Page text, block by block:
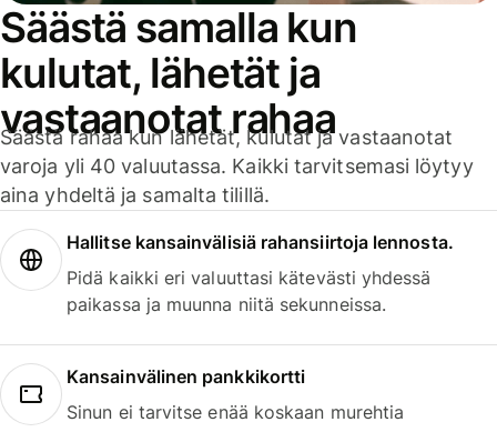
Säästä samalla kun
kulutat, lähetät ja
vastaanotat rahaa
Säästä rahaa kun lähetät, kulutat ja vastaanotat
varoja yli 40 valuutassa. Kaikki tarvitsemasi löytyy
aina yhdeltä ja samalta tilillä.
Hallitse kansainvälisiä rahansiirtoja lennosta.
Pidä kaikki eri valuuttasi kätevästi yhdessä
paikassa ja muunna niitä sekunneissa.
Kansainvälinen pankkikortti
Sinun ei tarvitse enää koskaan murehtia